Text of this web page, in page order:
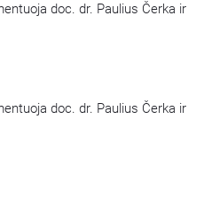
doc. dr. Paulius Čerka ir
doc. dr. Paulius Čerka ir